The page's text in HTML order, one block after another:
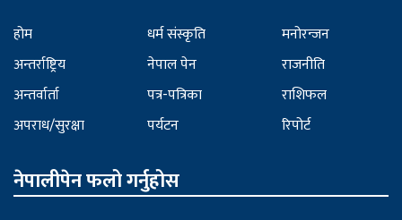
होम
अन्तर्राष्ट्रिय
अन्तर्वार्ता
अपराध/सुरक्षा
धर्म संस्कृति
नेपाल पेन
पत्र-पत्रिका
पर्यटन
मनोरन्जन
राजनीति
राशिफल
रिपोर्ट
नेपालीपेन फलो गर्नुहोस